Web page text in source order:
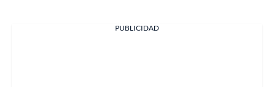
PUBLICIDAD